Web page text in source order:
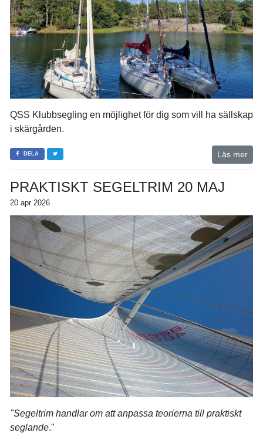
QSS Klubbsegling en möjlighet för dig som vill ha sällskap
i skärgården.
DELA Läs mer
PRAKTISKT SEGELTRIM 20 MAJ
20 apr 2026
"Segeltrim handlar om att anpassa teorierna till praktiskt
seglande."